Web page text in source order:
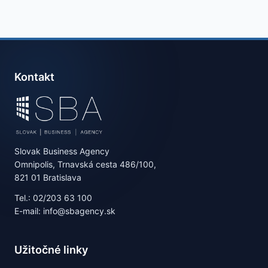
Kontakt
Slovak Business Agency
Omnipolis, Trnavská cesta 486/100,
821 01 Bratislava
Tel.: 02/203 63 100
E-mail: info@sbagency.sk
Užitočné linky